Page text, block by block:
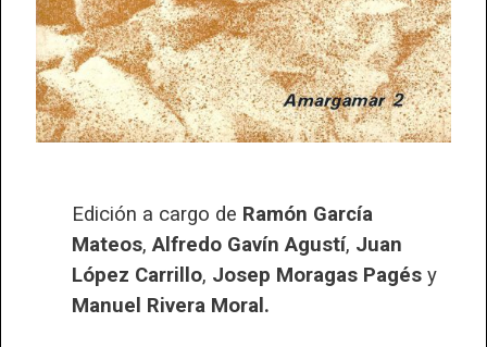
Edición a cargo de Ramón García
Mateos,Alfredo Gavín Agustí, Juan
López Carrillo, Josep Moragas Pagés y
Manuel Rivera Moral.